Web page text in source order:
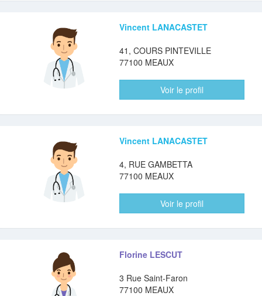
Vincent LANACASTET
41, COURS PINTEVILLE
77100 MEAUX
Voir le profil
Vincent LANACASTET
4, RUE GAMBETTA
77100 MEAUX
Voir le profil
Florine LESCUT
3 Rue Saint-Faron
77100 MEAUX